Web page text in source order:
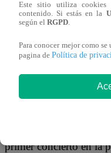
Redacción
19 de
primer concierto en la
Este sitio utiliza cookies
contenido. Si estás en la
según el RGPD.
Para conocer mejor como
pagina de Política de